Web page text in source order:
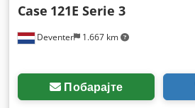
Deventer 1.667 km
Case 121E Serie 3
Побарајте